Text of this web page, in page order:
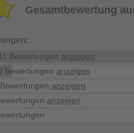
Gesamtbewertung
Bewertungen anzeigen
Bewertungen anzeigen
anzeigen
anzeigen